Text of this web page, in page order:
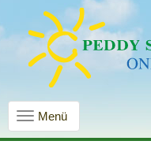
Navigation
einblenden
Menü